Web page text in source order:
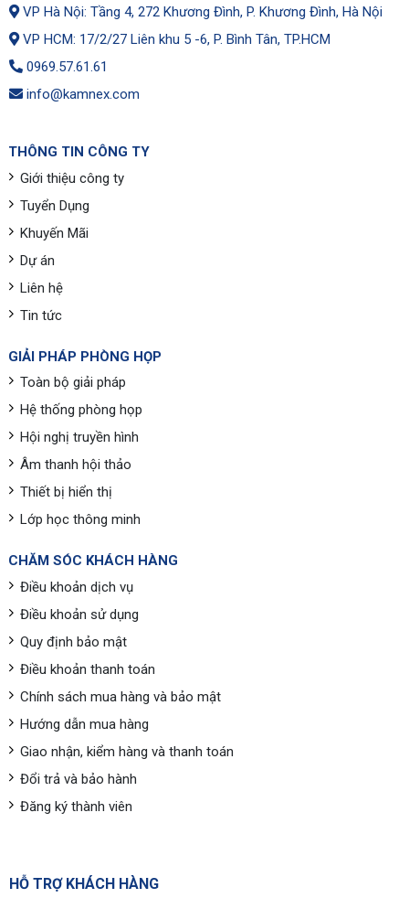
VP Hà Nội: Tầng 4, 272 Khương Đình, P. Khương Đình, Hà Nội
VP HCM: 17/2/27 Liên khu 5 -6, P. Bình Tân, TP.HCM
0969.57.61.61
info@kamnex.com
THÔNG TIN CÔNG TY
Giới thiệu công ty
Tuyển Dụng
Khuyến Mãi
Dự án
Liên hệ
Tin tức
GIẢI PHÁP PHÒNG HỌP
Toàn bộ giải pháp
Hệ thống phòng họp
Hội nghị truyền hình
Âm thanh hội thảo
Thiết bị hiển thị
Lớp học thông minh
CHĂM SÓC KHÁCH HÀNG
Điều khoản dịch vụ
Điều khoản sử dụng
Quy định bảo mật
Điều khoản thanh toán
Chính sách mua hàng và bảo mật
Hướng dẫn mua hàng
Giao nhận, kiểm hàng và thanh toán
Đổi trả và bảo hành
Đăng ký thành viên
HỖ TRỢ KHÁCH HÀNG